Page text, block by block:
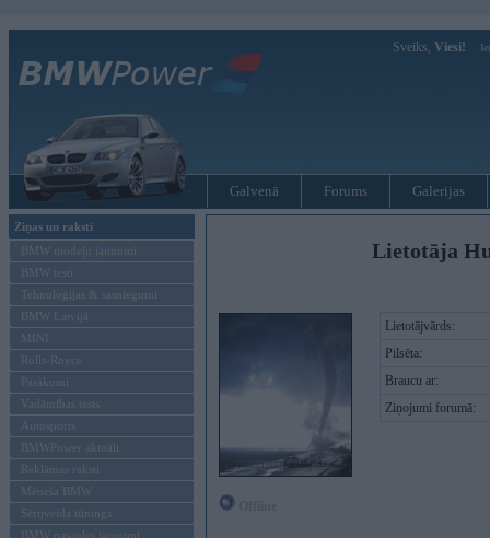
Sveiks, Viesi!
Galvenā Forums Galerijas
Ziņas un raksti
BMW modeļu jaunumi
BMW testi
Tehnoloģijas & sasniegumi
BMW Latvijā
MINI
Rolls-Royce
Pasākumi
Vadāmības tests
Autosports
BMWPower aktuāli
Reklāmas raksti
Mēneša BMW
Sērijveida tūnings
BMW pasaules jaunumi
Lietotāja
Lietotājvārds:
Pilsēta:
Braucu ar:
Ziņojumi forumā: